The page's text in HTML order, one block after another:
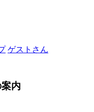
ゲストさん
内